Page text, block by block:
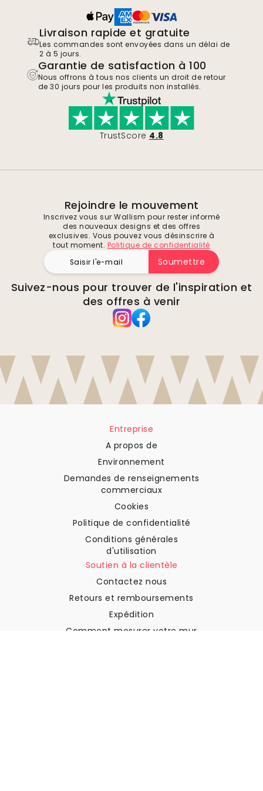
Livraison rapide et gratuite
Les commandes sont envoyées dans un délai de
2 à 5 jours.
Garantie de satisfaction à 100
Nous offrons à tous nos clients un droit de retour
de 30 jours pour les produits non installés.
TrustScore 4.8
Rejoindre le mouvement
Inscrivez vous sur Wallism pour rester informé
des nouveaux designs et des offres
exclusives. Vous pouvez vous désinscrire à
tout moment. Politique de confidentialité
Soumettre
Suivez-nous pour trouver de l'inspiration et
des offres à venir
Entreprise
A propos de
Environnement
Demandes de renseignements
commerciaux
Cookies
Politique de confidentialité
Conditions générales
d'utilisation
Soutien à la clientèle
Contactez nous
Retours et remboursements
Expédition
Comment mesurer votre mur